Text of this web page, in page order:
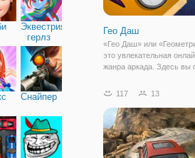
Эквестрия
герлз
Снайпер
Гео Даш
«Гео Даш» или
это увлекательная
жанра аркада. Здесь вы
управляете мини-кубом,
глаза и рот. Он мчится
приличной скорости
117 13